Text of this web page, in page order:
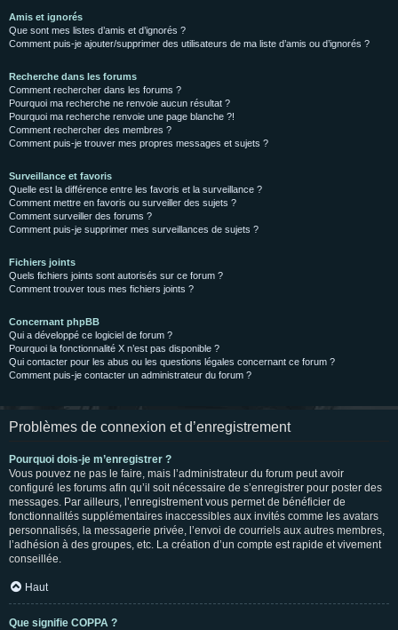
Amis et ignorés
Que sont mes listes d’amis et d’ignorés ?
Comment puis-je ajouter/supprimer des utilisateurs de ma liste d’amis ou d’ignorés ?
Recherche dans les forums
Comment rechercher dans les forums ?
Pourquoi ma recherche ne renvoie aucun résultat ?
Pourquoi ma recherche renvoie une page blanche ?!
Comment rechercher des membres ?
Comment puis-je trouver mes propres messages et sujets ?
Surveillance et favoris
Quelle est la différence entre les favoris et la surveillance ?
Comment mettre en favoris ou surveiller des sujets ?
Comment surveiller des forums ?
Comment puis-je supprimer mes surveillances de sujets ?
Fichiers joints
Quels fichiers joints sont autorisés sur ce forum ?
Comment trouver tous mes fichiers joints ?
Concernant phpBB
Qui a développé ce logiciel de forum ?
Pourquoi la fonctionnalité X n’est pas disponible ?
Qui contacter pour les abus ou les questions légales concernant ce forum ?
Comment puis-je contacter un administrateur du forum ?
Problèmes de connexion et d’enregistrement
Pourquoi dois-je m’enregistrer ?
Vous pouvez ne pas le faire, mais l’administrateur du forum peut avoir
configuré les forums afin qu’il soit nécessaire de s’enregistrer pour poster des
messages. Par ailleurs, l’enregistrement vous permet de bénéficier de
fonctionnalités supplémentaires inaccessibles aux invités comme les avatars
personnalisés, la messagerie privée, l’envoi de courriels aux autres membres,
l’adhésion à des groupes, etc. La création d’un compte est rapide et vivement
conseillée.
Haut
Que signifie COPPA ?